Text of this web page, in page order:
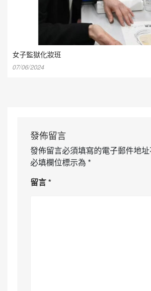
女子監獄化妝班
07/06/2024
發佈留言
發佈留言必須填寫的電子郵件地址
必填欄位標示為 *
留言*